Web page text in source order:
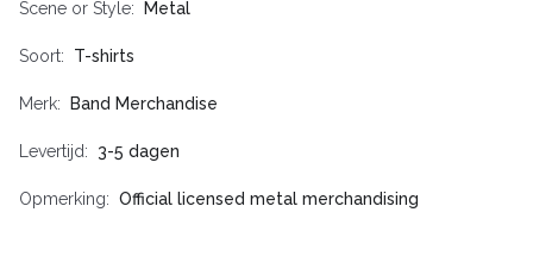
Scene or Style Metal
Soort T-shirts
Merk Band Merchandise
Levertijd 3-5 dagen
Opmerking Official licensed metal merchandising